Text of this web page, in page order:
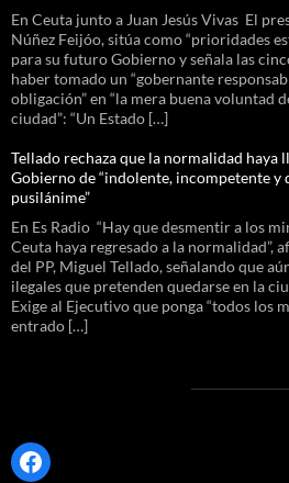
En Ceuta junto a Juan Jesús Vivas El
Núñez Feijóo, sitúa como “prioridades
para su futuro Gobierno y señala las
haber tomado un “gobernante
obligación” en “la mera buena voluntad
ciudad”: “Un Estado […]
Tellado rechaza que la normalidad haya
Gobierno de “indolente, incompetente y
pusilánime”
En Es Radio “Hay que desmentir a los
Ceuta haya regresado a la normalidad”,
del PP, Miguel Tellado, señalando que
ilegales que pretenden quedarse en la
Exige al Ejecutivo que ponga “todos los
entrado […]
Facebook